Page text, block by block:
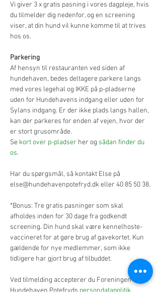
Vi giver 3 x gratis pasning i vores dagpleje, hvis
du tilmelder dig nedenfor, og en screening
viser, at din hund vil kunne komme til at trives
hos os.
Parkering
Af hensyn til restauranten ved siden af
hundehaven, bedes deltagere parkere langs
med vores legehal og IKKE på p-pladserne
uden for Hundehavens indgang eller uden for
Sylans indgang. Er der ikke plads langs hallen,
kan der parkeres for enden af vejen, hvor der
er stort grusområde.
Se kort over p-pladser her og sådan finder du
os.
Har du spørgsmål, så kontakt Else på
else@hundehavenpotefryd.dk eller 40 85 50 38.
*Bonus: Tre gratis pasninger som skal
afholdes inden for 30 dage fra godkendt
screening. Din hund skal være kennelhoste-
vaccineret for at gøre brug af gavekortet. Kun
gældende for nye medlemmer, som ikke
tidligere har gjort brug af tilbuddet.
​Ved tilmelding accepterer du Foreningen
Hundehaven Potefryds persondatapolitik.